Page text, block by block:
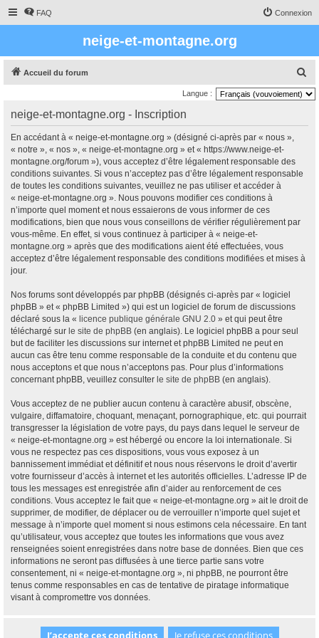
FAQ Connexion
neige-et-montagne.org
Accueil du forum
e
Langue :
neige-et-montagne.org - Inscription
En accédant à « neige-et-montagne.org » (désigné ci-après par « nous »,
« notre », « nos », « neige-et-montagne.org » et « https://www.neige-et-
montagne.org/forum »), vous acceptez d’être légalement responsable des
conditions suivantes. Si vous n’acceptez pas d’être légalement responsable
de toutes les conditions suivantes, veuillez ne pas utiliser et accéder à
« neige-et-montagne.org ». Nous pouvons modifier ces conditions à
n’importe quel moment et nous essaierons de vous informer de ces
modifications, bien que nous vous conseillons de vérifier régulièrement par
vous-même. En effet, si vous continuez à participer à « neige-et-
montagne.org » après que des modifications aient été effectuées, vous
acceptez d’être légalement responsable des conditions modifiées et mises à
jour.
Nos forums sont développés par phpBB (désignés ci-après par « logiciel
phpBB » et « phpBB Limited ») qui est un logiciel de forum de discussions
déclaré sous la « licence publique générale GNU 2.0 » et qui peut être
téléchargé sur le site de phpBB (en anglais). Le logiciel phpBB a pour seul
but de faciliter les discussions sur internet et phpBB Limited ne peut en
aucun cas être tenu comme responsable de la conduite et du contenu que
nous acceptons et que nous n’acceptons pas. Pour plus d’informations
concernant phpBB, veuillez consulter le site de phpBB (en anglais).
Vous acceptez de ne publier aucun contenu à caractère abusif, obscène,
vulgaire, diffamatoire, choquant, menaçant, pornographique, etc. qui pourrait
transgresser la législation de votre pays, du pays dans lequel le serveur de
« neige-et-montagne.org » est hébergé ou encore la loi internationale. Si
vous ne respectez pas ces dispositions, vous vous exposez à un
bannissement immédiat et définitif et nous nous réservons le droit d’avertir
votre fournisseur d’accès à internet et les autorités officielles. L’adresse IP de
tous les messages est enregistrée afin d’aider au renforcement de ces
conditions. Vous acceptez le fait que « neige-et-montagne.org » ait le droit de
supprimer, de modifier, de déplacer ou de verrouiller n’importe quel sujet et
message à n’importe quel moment si nous estimons cela nécessaire. En tant
qu’utilisateur, vous acceptez que toutes les informations que vous avez
renseignées soient enregistrées dans notre base de données. Bien que ces
informations ne seront pas diffusées à une tierce partie sans votre
consentement, ni « neige-et-montagne.org », ni phpBB, ne pourront être
tenus comme responsables en cas de tentative de piratage informatique
visant à compromettre vos données.